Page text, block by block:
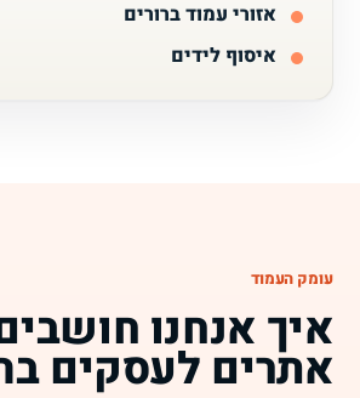
אזורי עמוד ברורים
איסוף לידים
עומק העמוד
איך אנחנו
אתרים לעסקים